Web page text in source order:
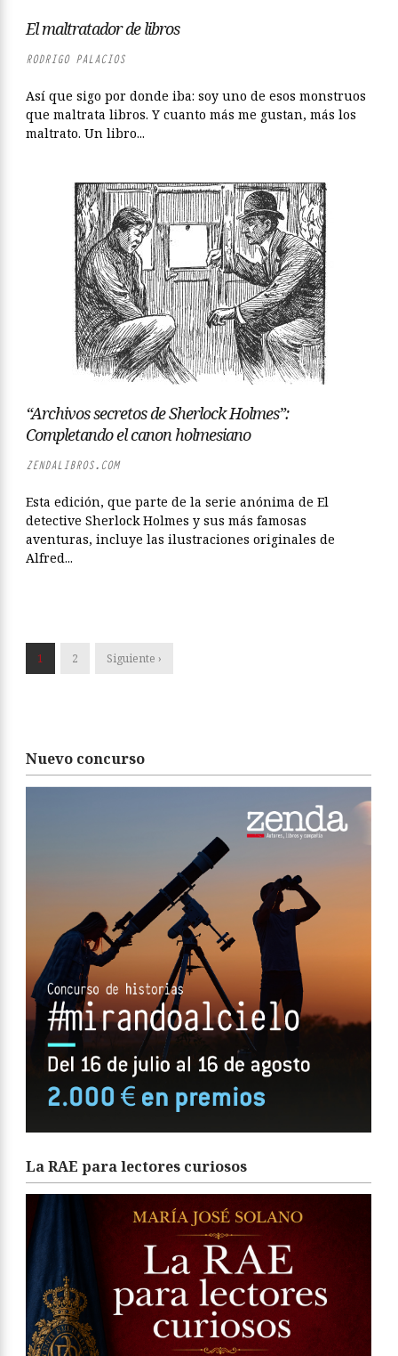
El maltratador de libros
RODRIGO PALACIOS
Así que sigo por donde iba: soy uno de esos monstruos
que maltrata libros. Y cuanto más me gustan, más los
maltrato. Un libro...
“Archivos secretos de Sherlock Holmes”:
Completando el canon holmesiano
ZENDALIBROS.COM
Esta edición, que parte de la serie anónima de El
detective Sherlock Holmes y sus más famosas
aventuras, incluye las ilustraciones originales de
Alfred...
1 2 Siguiente ›
Nuevo concurso
La RAE para lectores curiosos